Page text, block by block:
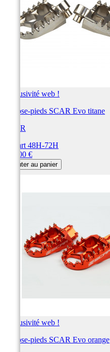
Exclusivité web !
Repose-pieds SCAR Evo titane
SCAR
Départ 48H-72H
115,00 €
Ajouter au panier
Exclusivité web !
Repose-pieds SCAR Evo orange